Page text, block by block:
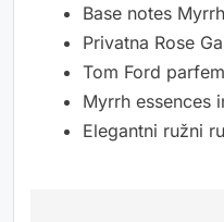
Base notes
Privatna Rose
Tom Ford
Myrrh essences
Elegantni ružni